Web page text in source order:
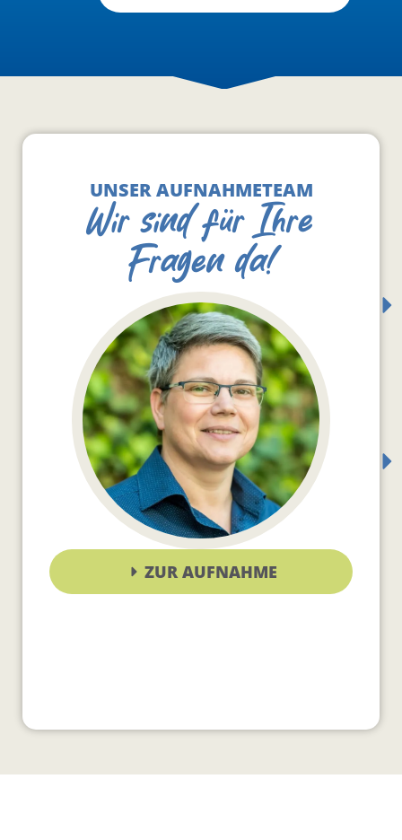
UNSER AUFNAHMETEAM
Wir sind für Ihre
Fragen da!
ZUR AUFNAHME